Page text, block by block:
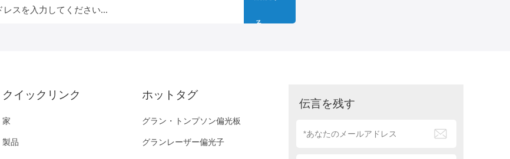
る
クイックリンク
家
製品
ホットタグ
グラン・トンプソン偏光板
グランレーザー偏光子
伝言を残す